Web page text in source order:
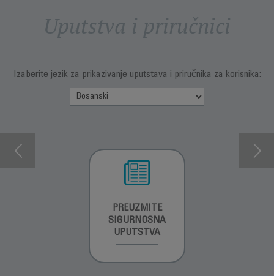
Uputstva i priručnici
Izaberite jezik za prikazivanje uputstava i priručnika za korisnika:
PREUZMITE
SIGURNOSNA
UPUTSTVA